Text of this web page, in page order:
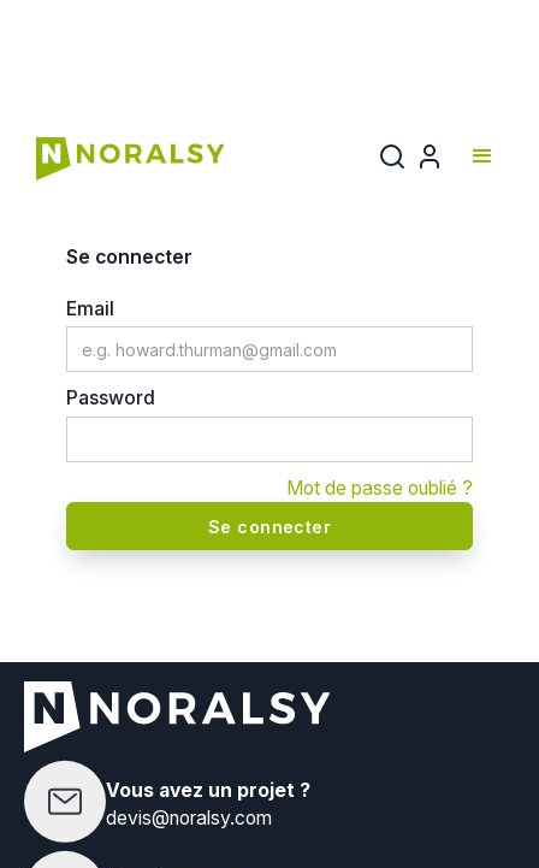
Mon compte
Se connecter
Email
Password
Mot de passe oublié ?
Vous avez un projet ?
devis@noralsy.com